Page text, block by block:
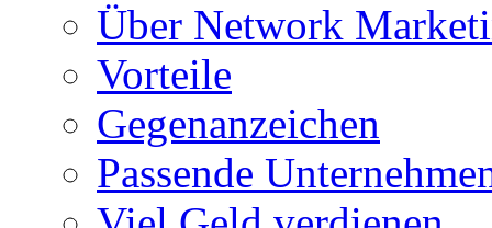
Über Network
Vorteile
Gegenanzeichen
Passende